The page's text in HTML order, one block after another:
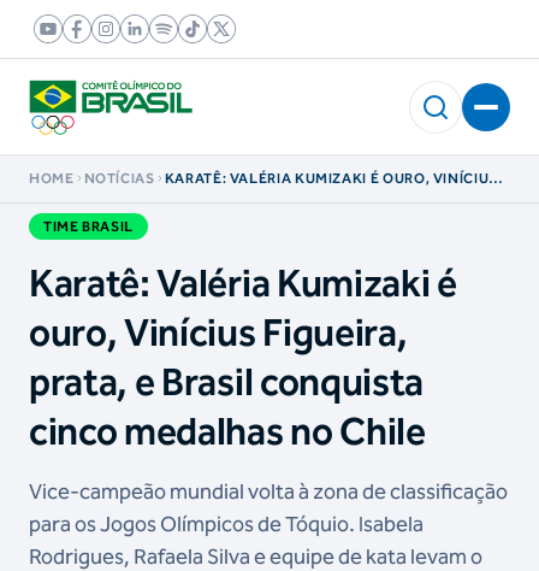
HOME NOTÍCIAS
KARATÊ: VALÉRIA KUMIZAKI É OURO, VINÍCIUS
TIME BRASIL
Karatê: Valéria Kumizaki é
ouro, Vinícius Figueira,
prata, e Brasil conquista
cinco medalhas no Chile
Vice-campeão mundial volta à zona de classificação
para os Jogos Olímpicos de Tóquio. Isabela
Rodrigues, Rafaela Silva e equipe de kata levam o